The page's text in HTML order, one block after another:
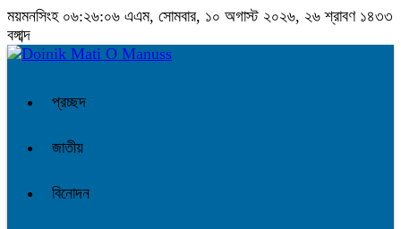
ময়মনসিংহ ০৬:২৬:০৭ এএম, সোমবার, ১০ অগাস্ট ২০২৬, ২৬ শ্রাবণ ১৪৩৩
বঙ্গাব্দ
প্রচ্ছদ
জাতীয়
বিনোদন